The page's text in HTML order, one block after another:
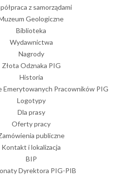
z samorządami
Geologiczne
Biblioteka
Wydawnictwa
Nagrody
Złota Odznaka PIG
Historia
Emerytowanych Pracowników PIG
Logotypy
Dla prasy
Oferty pracy
publiczne
Kontakt i lokalizacja
BIP
Dyrektora PIG-PIB